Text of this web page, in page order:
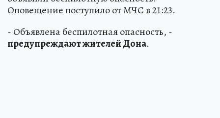
Оповещение поступило от МЧС в 21:23.
- Объявлена беспилотная опасность, -
предупреждают жителей Дона.